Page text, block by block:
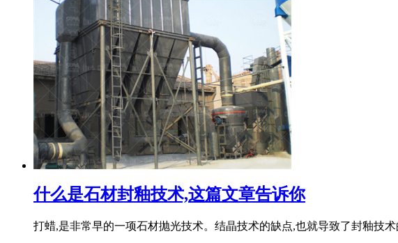
什么是石材封釉技术,这篇文章告诉你
打蜡,是非常早的一项石材抛光技术。结晶技术的缺点,也就导致了封釉技